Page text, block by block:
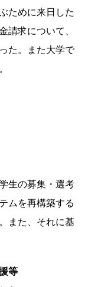
ために来日した
請求について、
た。また大学で
生の募集・選考
ムを再構築する
また、それに基
等